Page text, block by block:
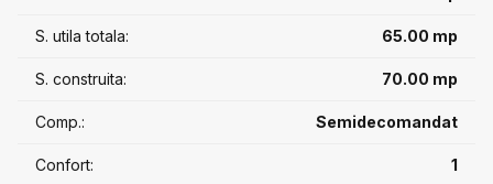
S. utila totala: 65.00 mp
S. construita: 70.00 mp
Comp.: Semidecomandat
Confort: 1